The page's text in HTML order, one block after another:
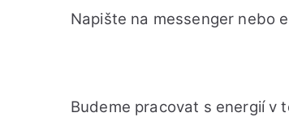
Napište na messenger nebo
Budeme pracovat s energií v